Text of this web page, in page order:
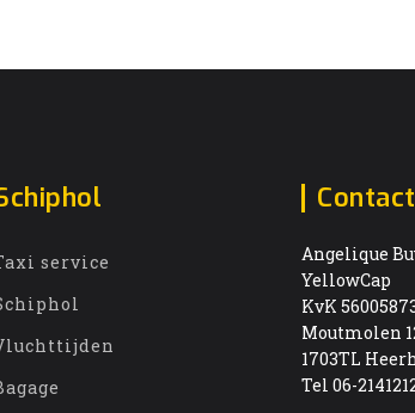
service
Contact
Angelique
YellowCap
KvK
Moutmolen
1703TL
Tel 06-